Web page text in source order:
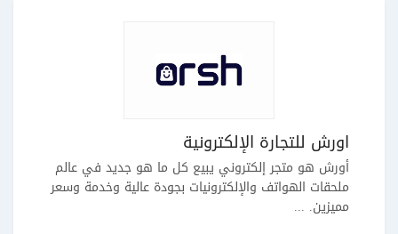
اورش للتجارة الإلكترونية
أورش هو متجر إلكتروني يبيع كل ما هو جديد في عالم
ملحقات الهواتف والإلكترونيات بجودة عالية وخدمة وسعر
مميزين. ...